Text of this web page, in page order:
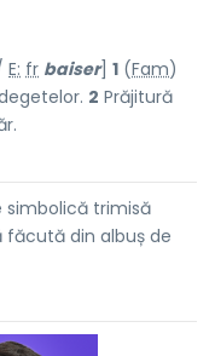
E: fr baiser] 1 (Fam)
2 Prăjitură
simbolică trimisă
făcută din albuș de